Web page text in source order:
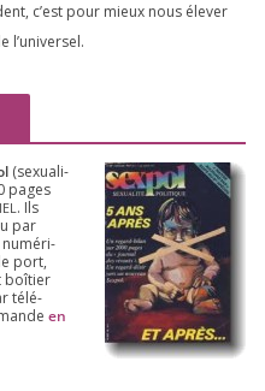
c’est pour mieux nous éle­ver
l’universel.
(sexua­li­
pages
. Ils
par
numé­ri­
port,
boî­tier
télé­
en